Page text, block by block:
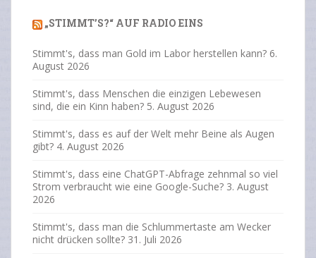
„STIMMT’S?“ AUF RADIO EINS
Stimmt's, dass man Gold im Labor herstellen kann? 6.
August 2026
Stimmt's, dass Menschen die einzigen Lebewesen
sind, die ein Kinn haben? 5. August 2026
Stimmt's, dass es auf der Welt mehr Beine als Augen
gibt? 4. August 2026
Stimmt's, dass eine ChatGPT-Abfrage zehnmal so viel
Strom verbraucht wie eine Google-Suche? 3. August
2026
Stimmt's, dass man die Schlummertaste am Wecker
nicht drücken sollte? 31. Juli 2026